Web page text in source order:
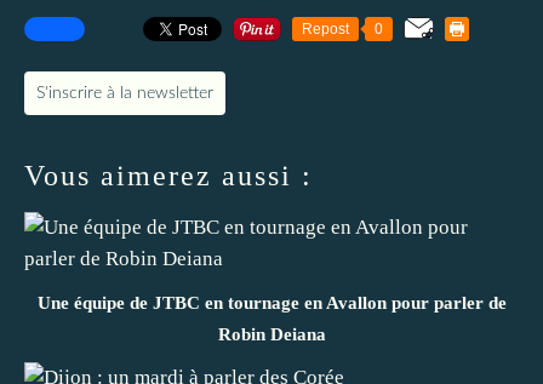
Repost 0
S'inscrire à la newsletter
Vous aimerez aussi :
Une équipe de JTBC en tournage en Avallon pour parler de
Robin Deiana